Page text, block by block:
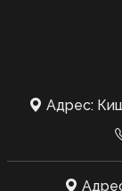
Адрес: